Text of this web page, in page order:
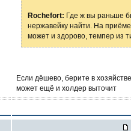
Rochefort: Где ж вы раньше
нержавейку найти. На
может и здорово, темпер из
Если дёшево, берите в
может ещё и холдер выточит